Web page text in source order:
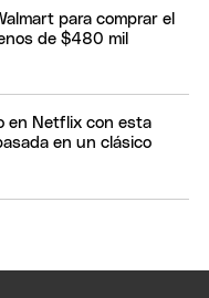
para comprar el
de $480 mil
en Netflix con esta
en un clásico